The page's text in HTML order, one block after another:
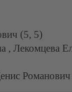
(5, 5)
, Лекомцева
Романович